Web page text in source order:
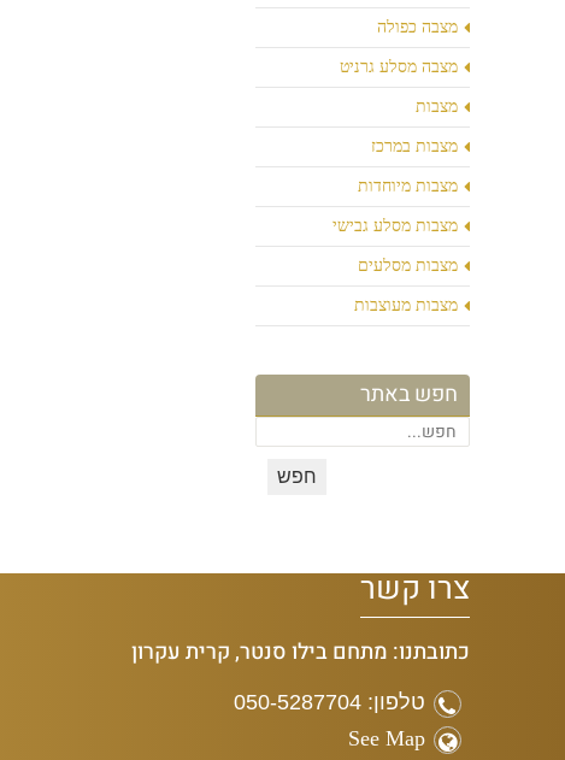
מצבה כפולה
מצבה מסלע גרניט
מצבות
מצבות במרכז
מצבות מיוחדות
מצבות מסלע גבישי
מצבות מסלעים
מצבות מעוצבות
חפש באתר
צרו קשר
כתובתנו: מתחם בילו סנטר, קרית עקרון
טלפון: 050-5287704
See Map